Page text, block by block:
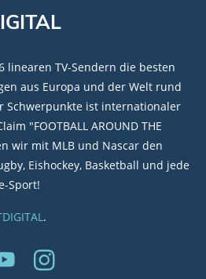
linearen TV-Sendern die besten
aus Europa und der Welt rund
Schwerpunkte ist internationaler
"FOOTBALL AROUND THE
wir mit MLB und Nascar den
Eishockey, Basketball und jede
Sport!
.